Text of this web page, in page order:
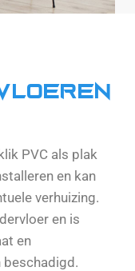
vloeren
PVC als plak
en kan
verhuizing.
en is
en
beschadigd.